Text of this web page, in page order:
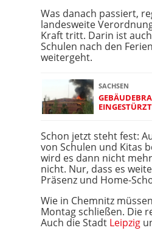
Was danach passiert,
landesweite
Kraft tritt. Darin ist
Schulen nach den
weitergeht.
SACHSEN
Schon jetzt steht fest:
von Schulen und Kitas
wird es dann nicht
nicht. Nur, dass es
Präsenz und Home-
Wie in Chemnitz
Montag schließen. Die
Auch die Stadt Leipzig